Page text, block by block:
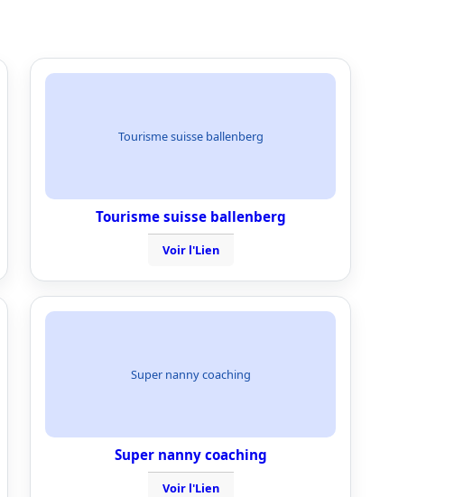
Tourisme suisse ballenberg
Tourisme suisse ballenberg
Voir l'Lien
Super nanny coaching
Super nanny coaching
Voir l'Lien